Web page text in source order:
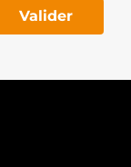
Valider